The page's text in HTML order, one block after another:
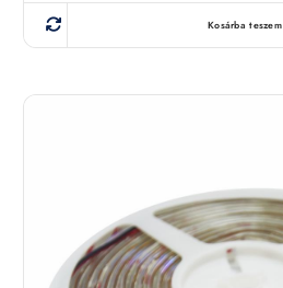
Kosárba teszem